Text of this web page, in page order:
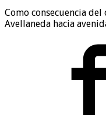
Como consecuencia
Avellaneda hacia